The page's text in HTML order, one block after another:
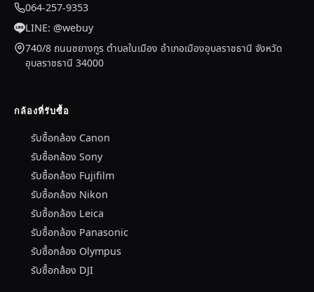
064-257-9353
LINE: @webuy
740/8 ถนนชยางกูร ตำบลในเมือง อำเภอเมืองอุบลราชธานี จังหวัด
อุบลราชธานี 34000
กล้องที่รับซื้อ
รับซื้อกล้อง Canon
รับซื้อกล้อง Sony
รับซื้อกล้อง Fujifilm
รับซื้อกล้อง Nikon
รับซื้อกล้อง Leica
รับซื้อกล้อง Panasonic
รับซื้อกล้อง Olympus
รับซื้อกล้อง DJI